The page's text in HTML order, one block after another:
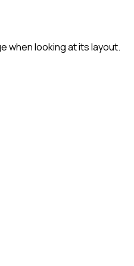
when looking at its layout.